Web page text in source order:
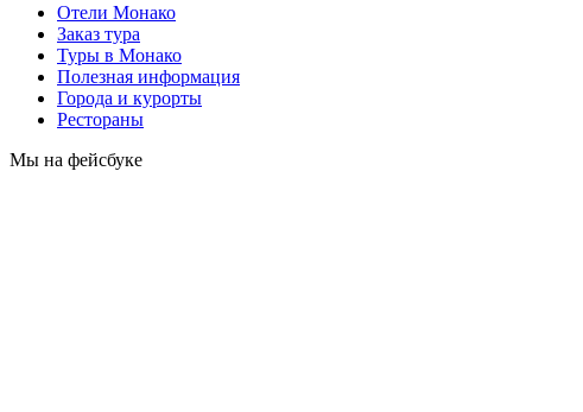
Отели Монако
Заказ тура
Туры в Монако
Полезная информация
Города и курорты
Рестораны
Мы на фейсбуке